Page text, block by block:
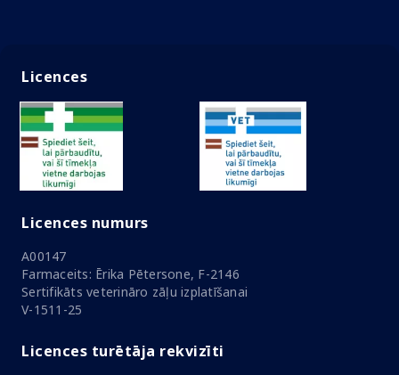
Licences
Licences numurs
A00147
Farmaceits: Ērika Pētersone, F-2146
Sertifikāts veterināro zāļu izplatīšanai
V-1511-25
Licences turētāja rekvizīti